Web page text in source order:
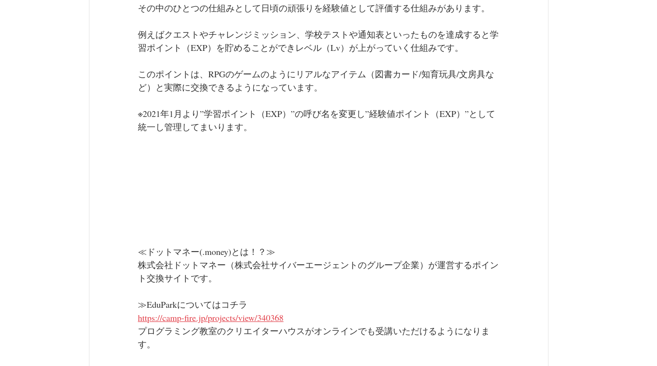
その中のひとつの仕組みとして日頃の頑張りを経験値として評価する仕組みがあります。
例えばクエストやチャレンジミッション、学校テストや通知表といったものを達成すると学
習ポイント（EXP）を貯めることができレベル（Lv）が上がっていく仕組みです。
このポイントは、RPGのゲームのようにリアルなアイテム（図書カード/知育玩具/文房具な
ど）と実際に交換できるようになっています。
※2021年1月より”学習ポイント（EXP）”の呼び名を変更し”経験値ポイント（EXP）”として
統一し管理してまいります。
≪ドットマネー(.money)とは！？≫
株式会社ドットマネー（株式会社サイバーエージェントのグループ企業）が運営するポイン
ト交換サイトです。
≫EduParkについてはコチラ
https://camp-fire.jp/projects/view/340368
プログラミング教室のクリエイターハウスがオンラインでも受講いただけるようになりま
す。